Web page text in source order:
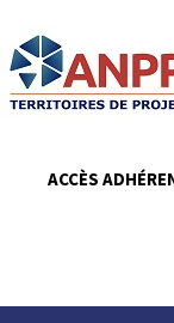
t
A
N
P
P
ACCÈS